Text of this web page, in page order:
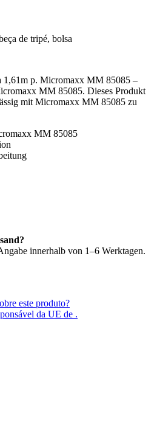
de tripé, bolsa
1,61m p. Micromaxx MM 85085 –
MM 85085. Dieses Produkt
mit Micromaxx MM 85085 zu
MM 85085
innerhalb von 1–6 Werktagen.
este produto?
da UE de .